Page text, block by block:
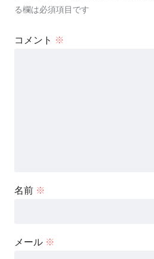
る欄は必須項目です
コメント ※
名前 ※
メール ※